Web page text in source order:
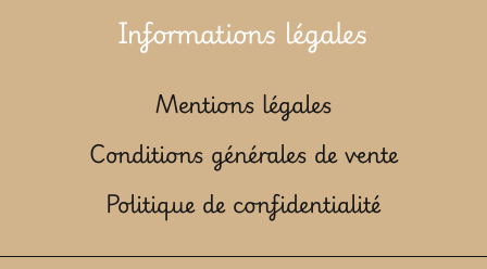
Informations légales
Mentions légales
Conditions générales de vente
Politique de confidentialité